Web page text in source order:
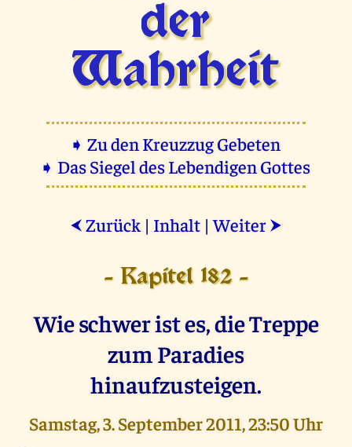
der
Wahrheit
➧ Zu den Kreuzzug Gebeten
➧ Das Siegel des Lebendigen Gottes
⮜ Zurück | Inhalt |Weiter ⮞
- Kapitel 182 -
Wie schwer ist es, die Treppe
zum Paradies
hinaufzusteigen.
Samstag, 3. September 2011, 23:50 Uhr